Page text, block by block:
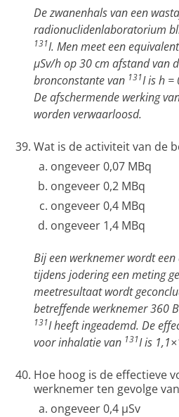
De zwanenhals van een
radionuclidenlaboratorium
131I. Men meet een
µSv/h op 30 cm afstand van
bronconstante van 131I is h =
De afschermende werking
worden verwaarloosd.
Wat is de activiteit van de
ongeveer 0,07 MBq
ongeveer 0,2 MBq
ongeveer 0,4 MBq
ongeveer 1,4 MBq
Bij een werknemer wordt
tijdens jodering een meting
meetresultaat wordt
betreffende werknemer 360
131I heeft ingeademd. De
voor inhalatie van 131I is
Hoe hoog is de effectieve
werknemer ten gevolge
ongeveer 0,4 µSv